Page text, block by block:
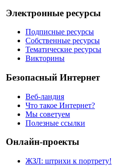
Электронные ресурсы
Подписные ресурсы
Собственные ресурсы
Тематические ресурсы
Викторины
Безопасный Интернет
Веб-ландия
Что такое Интернет?
Мы советуем
Полезные ссылки
Онлайн-проекты
ЖЗЛ: штрихи к портрету!